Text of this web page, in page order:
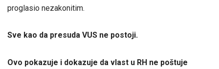
proglasio nezakonitim.
Sve kao da presuda VUS ne postoji.
Ovo pokazuje i dokazuje da vlast u RH ne poštuje